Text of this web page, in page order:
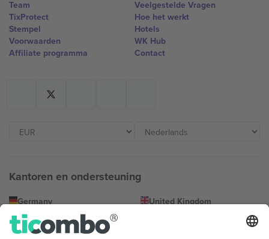
Team
TixProtect
Stempel
Voorwaarden
Affiliate programma
Veelgestelde Vragen
Hoe het werkt
Hotels
WK Hub
Contact
Kantoren en ondersteuning
Germany
Unter den Linden 24, 10117
Berlin, Germany
United Kingdom
167 City Road, London, Greater